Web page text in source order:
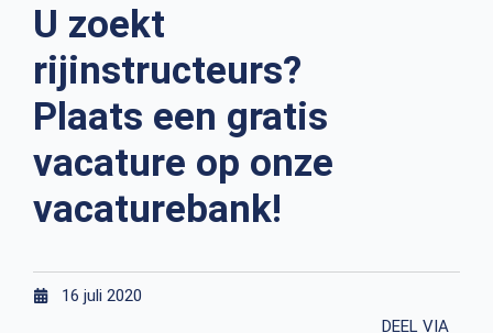
U zoekt
rijinstructeurs?
Plaats een gratis
vacature op onze
vacaturebank!
16 juli 2020
DEEL VIA